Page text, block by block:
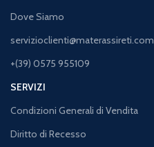
Dove Siamo
servizioclienti@materassireti.com
+(39) 0575 955109
SERVIZI
Condizioni Generali di Vendita
Diritto di Recesso